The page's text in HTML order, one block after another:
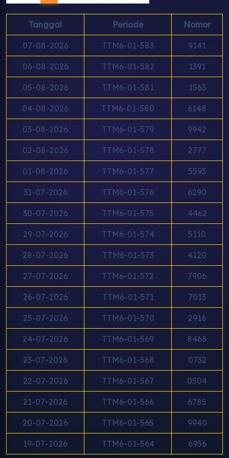
Tanggal Periode Nomor
07-08-2026 TTM6-01-583 9141
06-08-2026 TTM6-01-582 1391
05-08-2026 TTM6-01-581 1563
04-08-2026 TTM6-01-580 6148
03-08-2026 TTM6-01-579 9942
02-08-2026 TTM6-01-578 2777
01-08-2026 TTM6-01-577 5593
31-07-2026 TTM6-01-576 6290
30-07-2026 TTM6-01-575 4462
29-07-2026 TTM6-01-574 5110
28-07-2026 TTM6-01-573 4120
27-07-2026 TTM6-01-572 7906
26-07-2026 TTM6-01-571 7013
25-07-2026 TTM6-01-570 2916
24-07-2026 TTM6-01-569 8468
23-07-2026 TTM6-01-568 0732
22-07-2026 TTM6-01-567 0504
21-07-2026 TTM6-01-566 6785
20-07-2026 TTM6-01-565 9940
19-07-2026 TTM6-01-564 6956